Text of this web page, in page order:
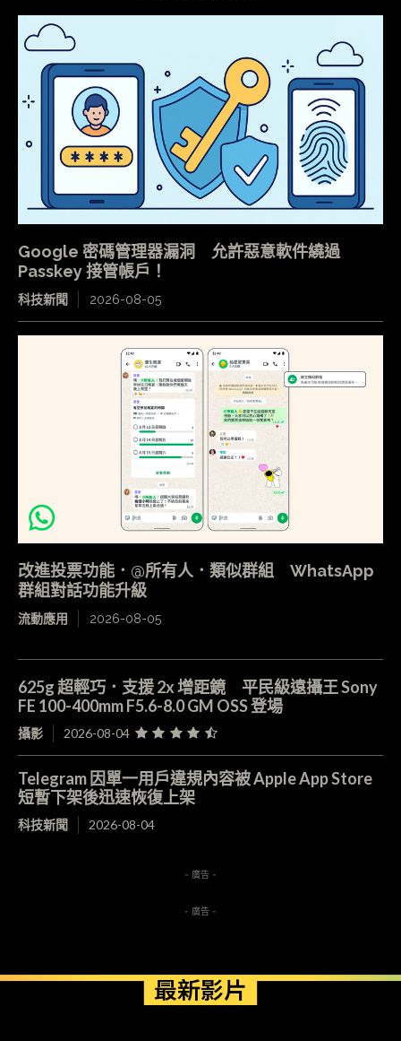
Google 密碼管理器漏洞 允許惡意軟件繞過
Passkey 接管帳戶！
科技新聞 2026-08-05
改進投票功能．@所有人．類似群組 WhatsApp
群組對話功能升級
流動應用 2026-08-05
625g 超輕巧．支援 2x 增距鏡 平民級遠攝王 Sony
FE 100-400mm F5.6-8.0 GM OSS 登場
攝影 2026-08-04
Telegram 因單一用戶違規內容被 Apple App Store
短暫下架後迅速恢復上架
科技新聞 2026-08-04
- 廣告 -
- 廣告 -
最新影片